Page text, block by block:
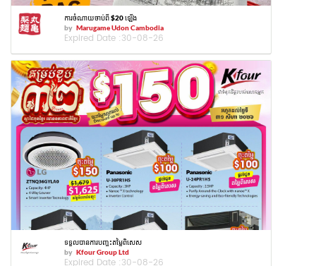
ការចំណាយចាប់ពី $20 ឡើង
by Marugame Udon Cambodia
Expired Date :30-08-26
ទទួលបានការបញ្ចុះតម្លៃពិសេស
by Kfour Group Ltd
Expired Date :30-08-26